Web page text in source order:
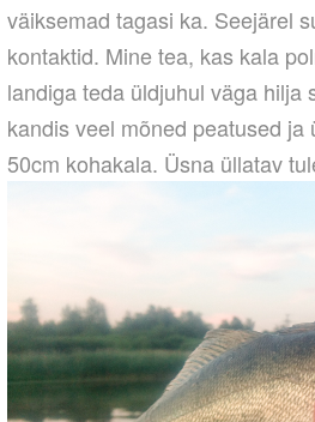
väiksemad tagasi ka. Seejärel
kontaktid. Mine tea, kas kala
landiga teda üldjuhul väga hilja
kandis veel mõned peatused
50cm kohakala. Üsna üllatav